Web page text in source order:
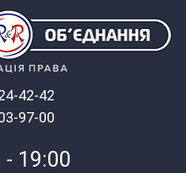
42-42
97-00
- 19:00